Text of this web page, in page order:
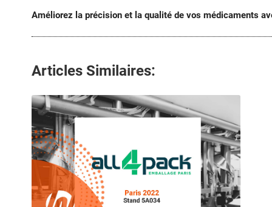
Améliorez la précision et la qualité de vos médicaments
Articles Similaires: